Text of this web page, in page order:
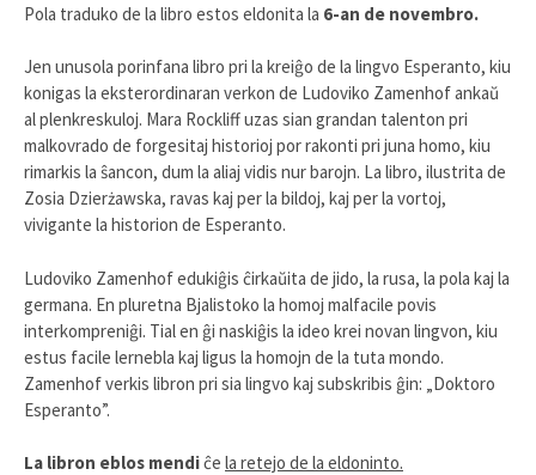
Pola traduko de la libro estos eldonita la 6-an de novembro.
Jen unusola porinfana libro pri la kreiĝo de la lingvo Esperanto, kiu
konigas la eksterordinaran verkon de Ludoviko Zamenhof ankaŭ
al plenkreskuloj. Mara Rockliff uzas sian grandan talenton pri
malkovrado de forgesitaj historioj por rakonti pri juna homo, kiu
rimarkis la ŝancon, dum la aliaj vidis nur barojn. La libro, ilustrita de
Zosia Dzierżawska, ravas kaj per la bildoj, kaj per la vortoj,
vivigante la historion de Esperanto.
Ludoviko Zamenhof edukiĝis ĉirkaŭita de jido, la rusa, la pola kaj la
germana. En pluretna Bjalistoko la homoj malfacile povis
interkompreniĝi. Tial en ĝi naskiĝis la ideo krei novan lingvon, kiu
estus facile lernebla kaj ligus la homojn de la tuta mondo.
Zamenhof verkis libron pri sia lingvo kaj subskribis ĝin: „Doktoro
Esperanto”.
La libron eblos mendiĉe la retejo de la eldoninto.